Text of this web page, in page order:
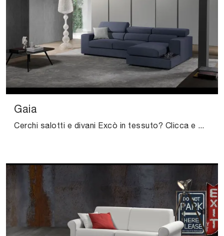
Gaia
Cerchi salotti e divani Excò in tessuto? Clicca e scopri di più sul modello Gaia per spazi moderni.